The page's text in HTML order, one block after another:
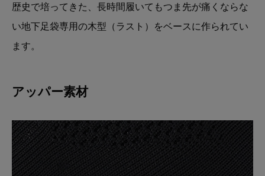
歴史で培ってきた、長時間履いてもつま先が痛くならな
い地下足袋専用の木型（ラスト）をベースに作られてい
ます。
アッパー素材